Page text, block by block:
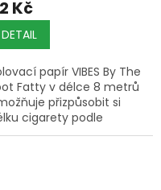
Kč
DETAIL
papír VIBES By The
Fatty v délce 8 metrů
přizpůsobit si
cigarety podle
preferencí a je